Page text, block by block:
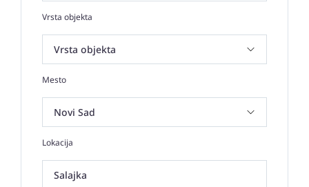
Vrsta objekta
Mesto
Lokacija
Salajka